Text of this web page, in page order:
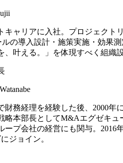
キャリアに入社。プロジェクト
の導入設計・施策実施・効果
、叶える。」を体現すべく組織
財務経理を経験した後、2000
略本部長としてM&Aエグゼキュ
ープ会社の経営にも関与。2016
ジョイン。